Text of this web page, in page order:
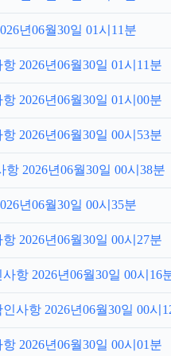
년06월30일 01시11분
2026년06월30일 01시11분
2026년06월30일 01시00분
2026년06월30일 00시53분
2026년06월30일 00시38분
년06월30일 00시35분
2026년06월30일 00시27분
항 2026년06월30일 00시16
사항 2026년06월30일 00시
2026년06월30일 00시01분